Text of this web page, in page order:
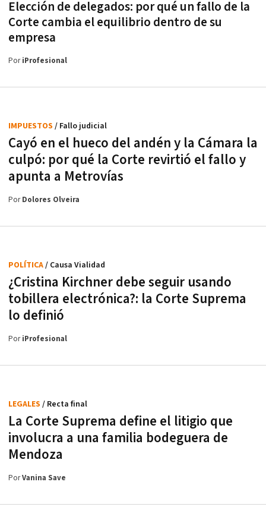
Elección de delegados: por qué un fallo de la
Corte cambia el equilibrio dentro de su
empresa
PoriProfesional
Cayó en el hueco del andén y la Cámara la
culpó: por qué la Corte revirtió el fallo y
apunta a Metrovías
IMPUESTOS / Fallo judicial
PorDolores Olveira
¿Cristina Kirchner debe seguir usando
tobillera electrónica?: la Corte Suprema
lo definió
POLÍTICA/ Causa Vialidad
PoriProfesional
La Corte Suprema define el litigio que
involucra a una familia bodeguera de
Mendoza
LEGALES / Recta final
PorVanina Save